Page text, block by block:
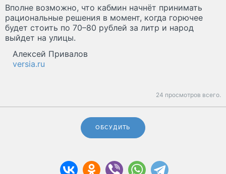
Вполне возможно, что кабмин начнёт принимать
рациональные решения в момент, когда горючее
будет стоить по 70–80 рублей за литр и народ
выйдет на улицы.
Алексей Привалов
versia.ru
24 просмотров всего.
ОБСУДИТЬ